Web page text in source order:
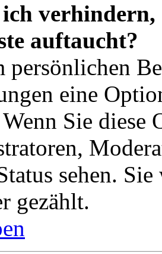
verhindern,
auftaucht?
persönlichen
eine
Wenn Sie
sehen.
gezählt.